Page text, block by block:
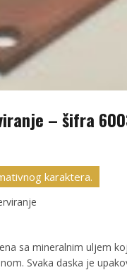
– šifra
karaktera.
sa mineralnim uljem
Svaka daska je